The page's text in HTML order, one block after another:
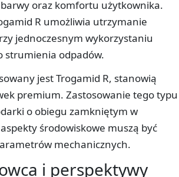
oraz komfortu użytkownika.
R umożliwia utrzymanie
jednoczesnym wykorzystaniu
strumienia odpadów.
jest Trogamid R, stanowią
premium. Zastosowanie tego typu
o obiegu zamkniętym w
środowiskowe muszą być
mechanicznych.
i perspektywy